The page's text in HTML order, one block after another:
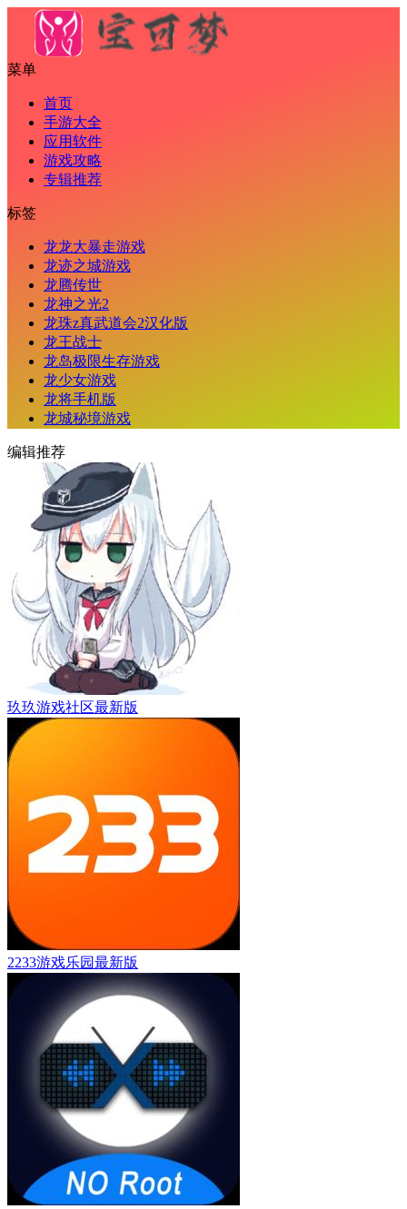
菜单
首页
手游大全
应用软件
游戏攻略
专辑推荐
标签
龙龙大暴走游戏
龙迹之城游戏
龙腾传世
龙神之光2
龙珠z真武道会2汉化版
龙王战士
龙岛极限生存游戏
龙少女游戏
龙将手机版
龙城秘境游戏
编辑推荐
玖玖游戏社区最新版
2233游戏乐园最新版